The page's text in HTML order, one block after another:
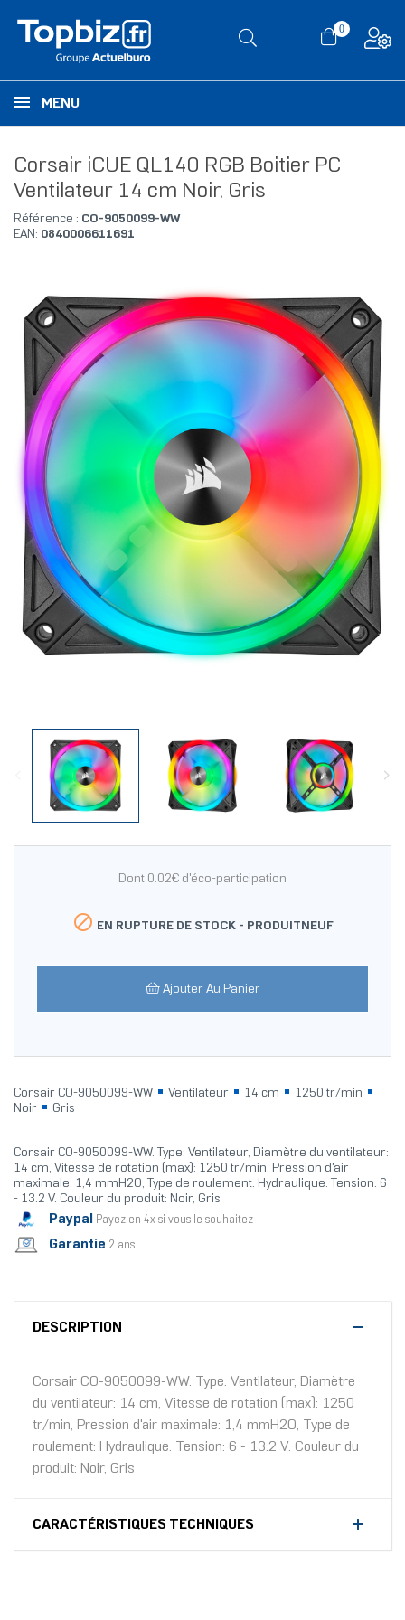
0
MENU
Corsair iCUE QL140 RGB Boitier PC
Ventilateur 14 cm Noir, Gris
Référence : CO-9050099-WW
EAN: 0840006611691
Dont 0.02€ d'éco-participation
 EN RUPTURE DE STOCK - PRODUITNEUF
Ajouter Au Panier
Corsair CO-9050099-WW Ventilateur 14 cm
1250 tr/min
Noir
Gris
Corsair CO-9050099-WW. Type: Ventilateur, Diamètre du ventilateur:
14 cm, Vitesse de rotation (max): 1250 tr/min, Pression d'air
maximale: 1,4 mmH2O, Type de roulement: Hydraulique. Tension: 6
- 13.2 V. Couleur du produit: Noir, Gris
Paypal Payez en 4x si vous le souhaitez
Garantie 2 ans
DESCRIPTION
Corsair CO-9050099-WW. Type: Ventilateur, Diamètre
du ventilateur: 14 cm, Vitesse de rotation (max): 1250
tr/min, Pression d'air maximale: 1,4 mmH2O, Type de
roulement: Hydraulique. Tension: 6 - 13.2 V. Couleur du
produit: Noir, Gris
CARACTÉRISTIQUES TECHNIQUES